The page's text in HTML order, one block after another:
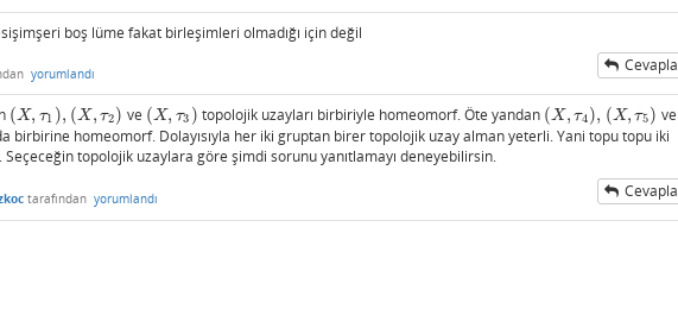
boş lüme fakat birleşimleri olmadığı için değil
yorumlandı Cevapla
(X, τ1 ),
(X,τ1), (X, τ2)
(X,τ2) ve (X, τ3 )
(X,τ3) topolojik uzayları birbiriyle homeomorf. Öte yandan (X, τ4 ),
(X,τ4), (X, τ5)
(X,τ5)
ve
birbirine homeomorf. Dolayısıyla her iki gruptan birer topolojik uzay alman yeterli. Yani topu topu iki
Seçeceğin topolojik uzaylara göre şimdi sorunu yanıtlamayı deneyebilirsin.
tarafından yorumlandı Cevapla